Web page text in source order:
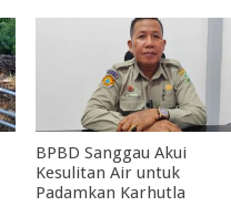
BPBD Sanggau Akui
Kesulitan Air untuk
Padamkan Karhutla